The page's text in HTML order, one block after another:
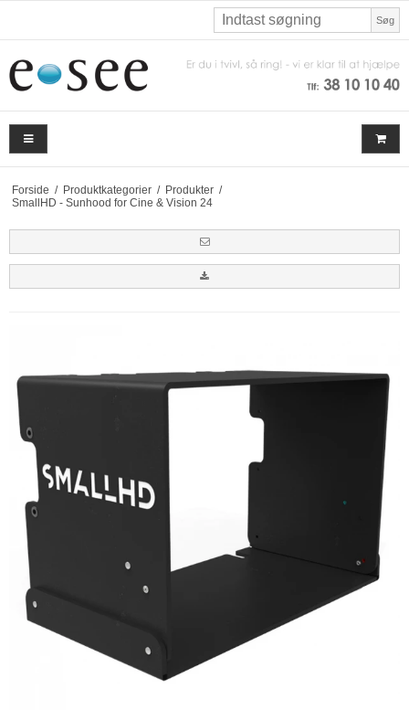
Søg
Forside / Produktkategorier / Produkter /
SmallHD - Sunhood for Cine & Vision 24